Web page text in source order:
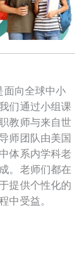
面向全球中小
们通过小组课
教师与来自世
师团队由美国
体系内学科老
。老师们都在
提供个性化的
中受益。